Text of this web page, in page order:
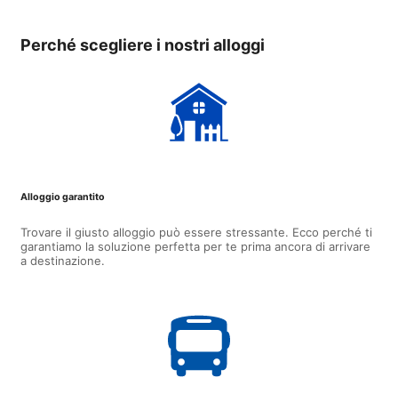
Perché scegliere i nostri alloggi
Alloggio garantito
Trovare il giusto alloggio può essere stressante. Ecco perché ti
garantiamo la soluzione perfetta per te prima ancora di arrivare
a destinazione.